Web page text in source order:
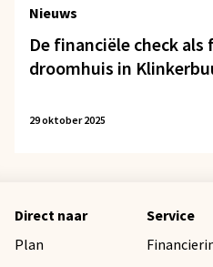
Nieuws
De financiële check
droomhuis in
29 oktober 2025
Direct naar
Plan
Service